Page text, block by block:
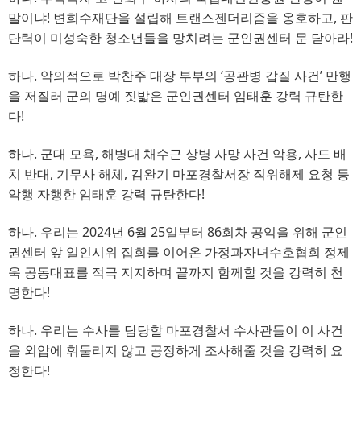
말이냐! 변희수재단을 설립해 트랜스젠더리즘을 옹호하고, 판
단력이 미성숙한 청소년들을 망치려는 군인권센터 문 닫아라!
하나. 악의적으로 박찬주 대장 부부의 ‘공관병 갑질 사건’ 만행
을 저질러 군의 명예 짓밟은 군인권센터 임태훈 강력 규탄한
다!
하나. 군대 모욕, 해병대 채수근 상병 사망 사건 악용, 사드 배
치 반대, 기무사 해체, 김완기 마포경찰서장 직위해제 요청 등
악행 자행한 임태훈 강력 규탄한다!
하나. 우리는 2024년 6월 25일부터 86회차 공익을 위해 군인
권센터 앞 일인시위 집회를 이어온 가정과자녀수호협회 정제
욱 공동대표를 적극 지지하며 끝까지 함께할 것을 강력히 천
명한다!
하나. 우리는 수사를 담당할 마포경찰서 수사관들이 이 사건
을 외압에 휘둘리지 않고 공정하게 조사해줄 것을 강력히 요
청한다!